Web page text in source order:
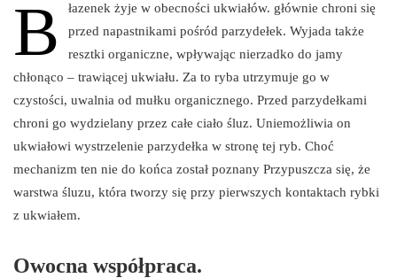
B
łazenek żyje w obecności ukwiałów. głównie chroni się
przed napastnikami pośród parzydełek. Wyjada także
resztki organiczne, wpływając nierzadko do jamy
chłonąco – trawiącej ukwiału. Za to ryba utrzymuje go w
czystości, uwalnia od mułku organicznego. Przed parzydełkami
chroni go wydzielany przez całe ciało śluz. Uniemożliwia on
ukwiałowi wystrzelenie parzydełka w stronę tej ryb. Choć
mechanizm ten nie do końca został poznany Przypuszcza się, że
warstwa śluzu, która tworzy się przy pierwszych kontaktach rybki
z ukwiałem.
Owocna współpraca.